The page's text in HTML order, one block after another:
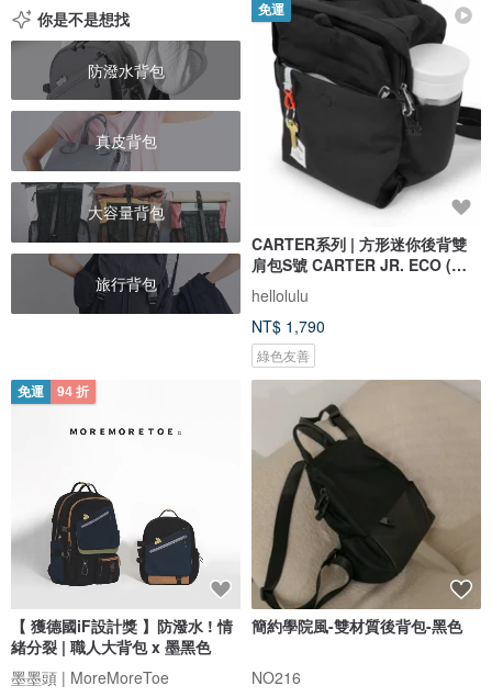
你是不是想找
防潑水背包
真皮背包
大容量背包
旅行背包
免運
CARTER系列 | 方形迷你後背雙
肩包S號 CARTER JR. ECO (暗
黑)
hellolulu
NT$ 1,790
綠色友善
免運 94 折
【 獲德國iF設計獎 】防潑水 ! 情
緒分裂 | 職人大背包 x 墨黑色
墨墨頭 | MoreMoreToe
簡約學院風-雙材質後背包-黑色
NO216